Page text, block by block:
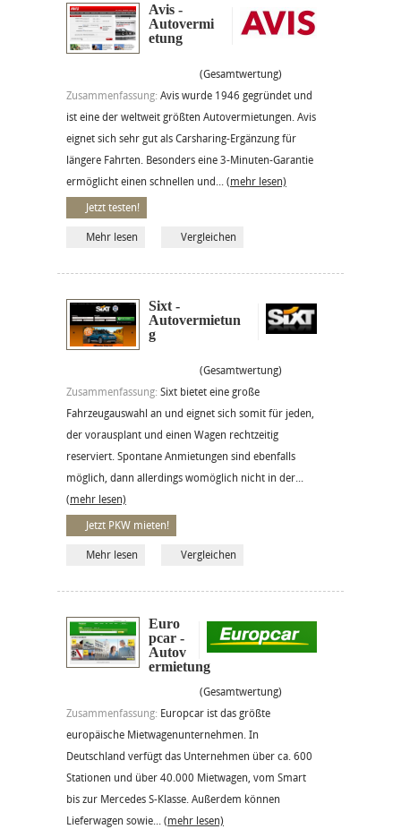
Avis -
Autovermi
etung
(Gesamtwertung)
Zusammenfassung: Avis wurde 1946 gegründet und
ist eine der weltweit größten Autovermietungen. Avis
eignet sich sehr gut als Carsharing-Ergänzung für
längere Fahrten. Besonders eine 3-Minuten-Garantie
ermöglicht einen schnellen und... (mehr lesen)
Jetzt testen!
Mehr lesen Vergleichen
Sixt -
Autovermietun
g
(Gesamtwertung)
Zusammenfassung: Sixt bietet eine große
Fahrzeugauswahl an und eignet sich somit für jeden,
der vorausplant und einen Wagen rechtzeitig
reserviert. Spontane Anmietungen sind ebenfalls
möglich, dann allerdings womöglich nicht in der...
(mehr lesen)
Jetzt PKW mieten!
Mehr lesen Vergleichen
Euro
pcar -
Autov
ermietung
(Gesamtwertung)
Zusammenfassung: Europcar ist das größte
europäische Mietwagenunternehmen. In
Deutschland verfügt das Unternehmen über ca. 600
Stationen und über 40.000 Mietwagen, vom Smart
bis zur Mercedes S-Klasse. Außerdem können
Lieferwagen sowie... (mehr lesen)